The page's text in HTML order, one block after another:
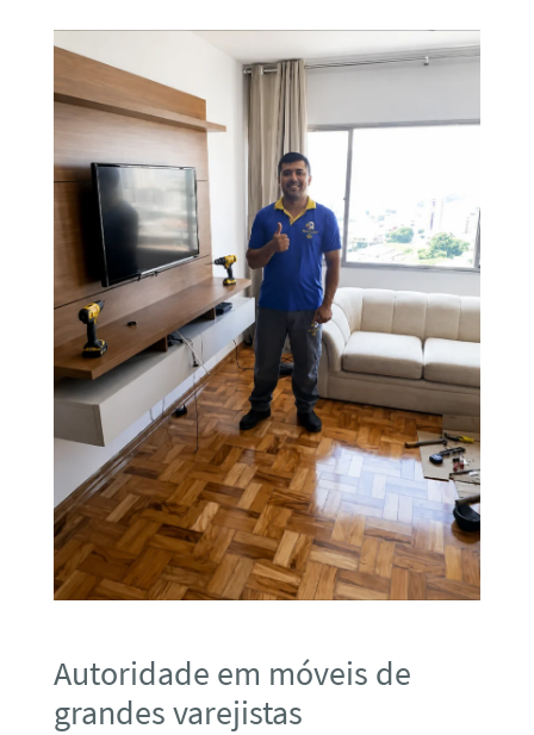
Autoridade em móveis de
grandes varejistas